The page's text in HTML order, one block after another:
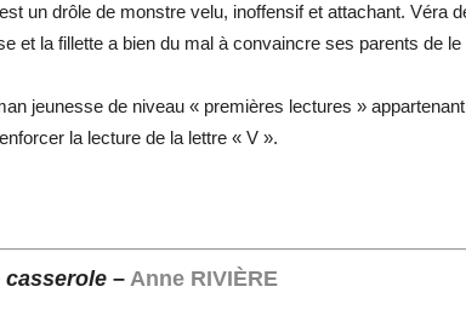
un drôle de monstre velu, inoffensif et attachant. Véra
et la fillette a bien du mal à convaincre ses parents de
jeunesse de niveau « premières lectures »
la lecture de la lettre « V ».
casserole – Anne RIVIÈRE